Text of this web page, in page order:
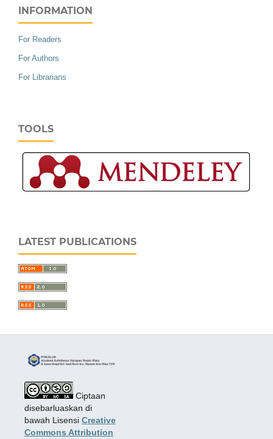
INFORMATION
For Readers
For Authors
For Librarians
TOOLS
LATEST PUBLICATIONS
Ciptaan
disebarluaskan di
bawah Lisensi Creative
Commons Attribution